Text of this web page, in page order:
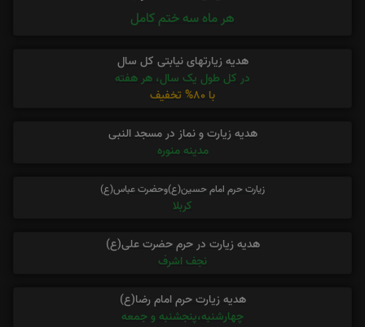
هر ماه سه ختم کامل
هدیه زیارتهای نیابتی کل سال
در کل طول یک سال، هر هفته
با 80% تخفیف
هدیه زیارت و نماز در مسجد النبی
مدینه منوره
زیارت حرم امام حسین(ع)وحضرت عباس(ع)
کربلا
هدیه زیارت در حرم حضرت علی(ع)
نجف اشرف
هدیه زیارت حرم امام رضا(ع)
چهارشنبه،پنجشنبه و جمعه